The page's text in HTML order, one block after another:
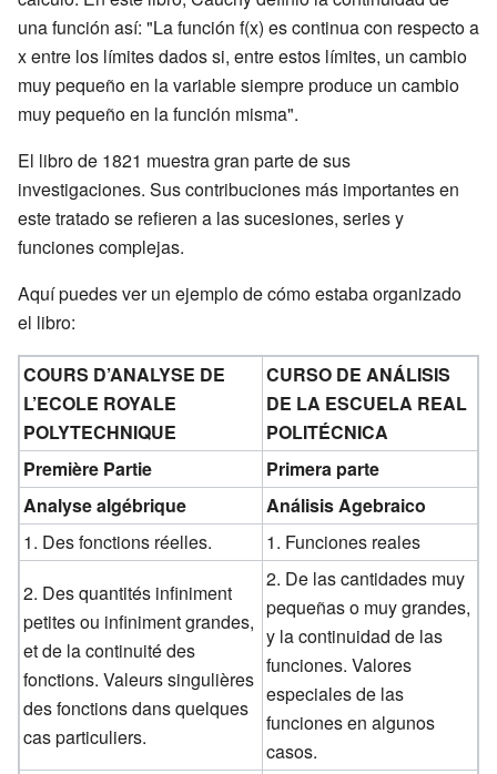
una función así: "La función f(x) es continua con respecto a
x entre los límites dados si, entre estos límites, un cambio
muy pequeño en la variable siempre produce un cambio
muy pequeño en la función misma".
El libro de 1821 muestra gran parte de sus
investigaciones. Sus contribuciones más importantes en
este tratado se refieren a las sucesiones, series y
funciones complejas.
Aquí puedes ver un ejemplo de cómo estaba organizado
el libro:
COURS D’ANALYSE DE
L’ECOLE ROYALE
POLYTECHNIQUE
CURSO DE ANÁLISIS
DE LA ESCUELA REAL
POLITÉCNICA
Première Partie
Primera parte
Analyse algébrique
Análisis Agebraico
1. Des fonctions réelles.
1. Funciones reales
2. Des quantités infiniment
petites ou infiniment grandes,
et de la continuité des
fonctions. Valeurs singulières
des fonctions dans quelques
cas particuliers.
2. De las cantidades muy
pequeñas o muy grandes,
y la continuidad de las
funciones. Valores
especiales de las
funciones en algunos
casos.